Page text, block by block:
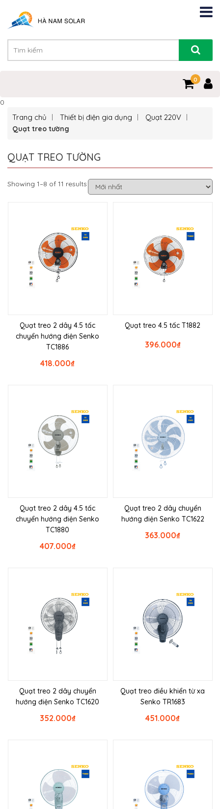
0
0
Trang chủ Thiết bị điện gia dụng Quạt 220V
Quạt treo tường
QUẠT TREO TƯỜNG
Showing 1–8 of 11 results
Quạt treo 2 dây 4.5 tấc
chuyển hướng điện Senko
TC1886
₫
418.000
Quạt treo 4.5 tấc T1882
₫
396.000
Quạt treo 2 dây 4.5 tấc
chuyển hướng điện Senko
TC1880
₫
407.000
Quạt treo 2 dây chuyển
hướng điện Senko TC1622
₫
363.000
Quạt treo 2 dây chuyển
hướng điện Senko TC1620
₫
352.000
Quạt treo điều khiển từ xa
Senko TR1683
₫
451.000